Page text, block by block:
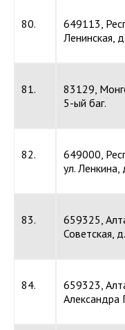
80.
649113,
Ленинская,
81.
83129,
5-ый баг.
82.
649000,
ул. Ленкина,
83.
659325,
Советская,
84.
659323,
Александра